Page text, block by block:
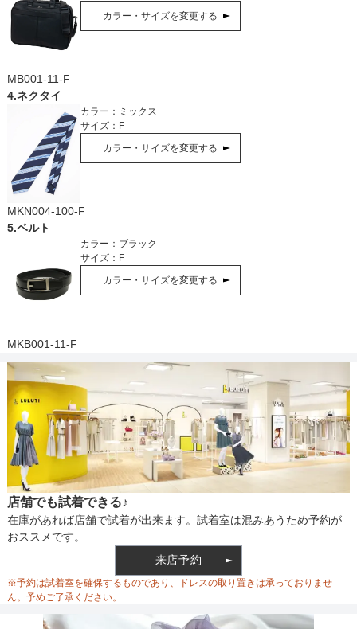
カラー・サイズを変更する
MB001-11-F
4.ネクタイ
カラー： ミックス
サイズ： F
カラー・サイズを変更する
MKN004-100-F
5.ベルト
カラー： ブラック
サイズ： F
カラー・サイズを変更する
MKB001-11-F
店舗でも試着できる♪
在庫があれば店舗で試着が出来ます。試着室は混みあうため予約が
おススメです。
来店予約
※予約は試着室を確保するものであり、ドレスの取り置きは承っておりませ
ん。予めご了承ください。